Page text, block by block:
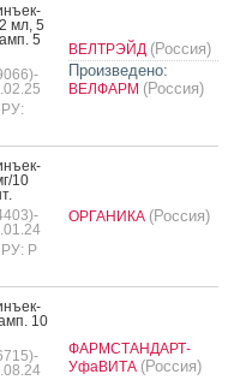
мл, 5
5
ВЕЛТРЭЙД (Россия)
Произведено:
ВЕЛФАРМ (Россия)
10
Р
ОРГАНИКА (Россия)
10
ФАРМСТАНДАРТ-
УфаВИТА (Россия)